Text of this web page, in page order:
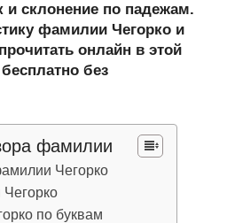
и склонение по падежам.
фамилии Чегорко и
онлайн в этой
без
фамилии
Чегорко
по буквам